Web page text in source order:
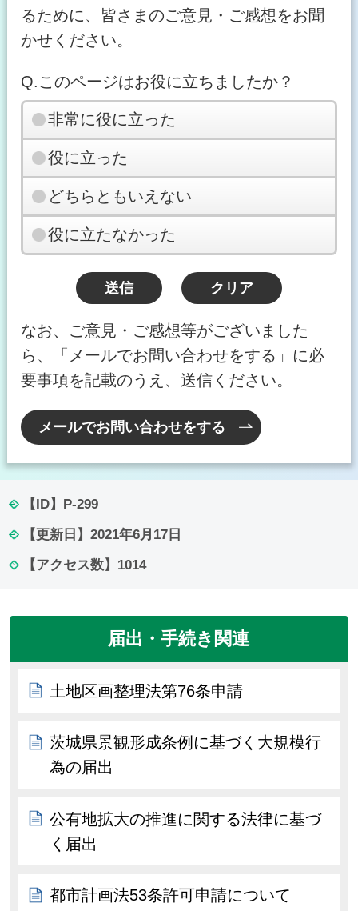
るために、皆さまのご意見・ご感想をお聞
かせください。
Q.このページはお役に立ちましたか？
非常に役に立った
役に立った
どちらともいえない
役に立たなかった
なお、ご意見・ご感想等がございました
ら、「メールでお問い合わせをする」に必
要事項を記載のうえ、送信ください。
メールでお問い合わせをする
【ID】 P-299
【更新日】 2021年6月17日
【アクセス数】 1014
届出・手続き関連
土地区画整理法第76条申請
茨城県景観形成条例に基づく大規模行
為の届出
公有地拡大の推進に関する法律に基づ
く届出
都市計画法53条許可申請について